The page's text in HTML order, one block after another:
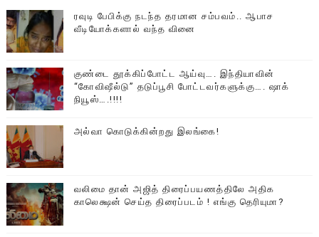
ரவுடி பேபிக்கு நடந்த தரமான சம்பவம்.. ஆபாச
வீடியோக்களால் வந்த வினை
குண்டை தூக்கிப்போட்ட ஆய்வு…. இந்தியாவின்
“கோவிஷீல்டு” தடுப்பூசி போட்டவர்களுக்கு…. ஷாக்
நியூஸ்….!!!!
அல்வா கொடுக்கின்றது இலங்கை!
வலிமை தான் அஜித் திரைப்பயணத்திலே அதிக
காலெக்ஷன் செய்த திரைப்படம் ! எங்கு தெரியுமா?